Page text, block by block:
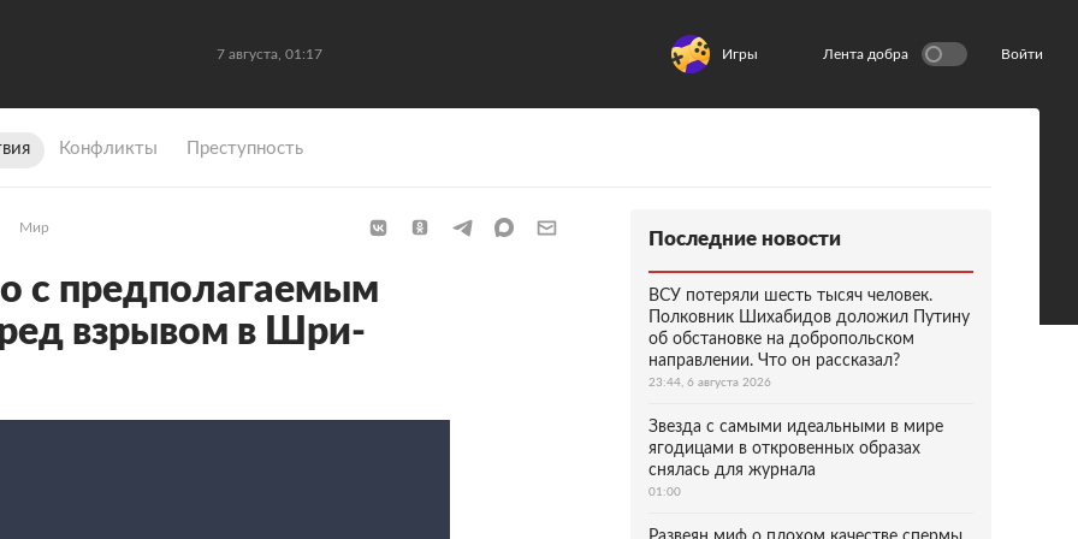
7 августа, 01:17 Игры Лента добра Войти
Конфликты Преступность
Мир
с предполагаемым
взрывом в Шри-
Последние новости
ВСУ потеряли шесть тысяч человек.
Полковник Шихабидов доложил Путину
об обстановке на добропольском
направлении. Что он рассказал?
23:44, 6 августа 2026
Звезда с самыми идеальными в мире
ягодицами в откровенных образах
снялась для журнала
01:00